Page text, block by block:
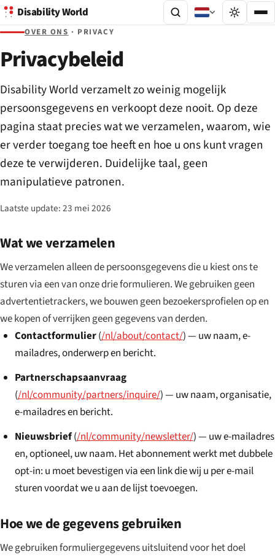
Disability World
OVER ONS · PRIVACY
Privacybeleid
Disability World verzamelt zo weinig mogelijk
persoonsgegevens en verkoopt deze nooit. Op deze
pagina staat precies wat we verzamelen, waarom, wie
er verder toegang toe heeft en hoe u ons kunt vragen
deze te verwijderen. Duidelijke taal, geen
manipulatieve patronen.
Laatste update:23 mei 2026
Wat we verzamelen
We verzamelen alleen de persoonsgegevens die u kiest ons te
sturen via een van onze drie formulieren. We gebruiken geen
advertentietrackers, we bouwen geen bezoekersprofielen op en
we kopen of verrijken geen gegevens van derden.
Contactformulier(/nl/about/contact/) — uw naam, e-
mailadres, onderwerp en bericht.
Partnerschapsaanvraag
(/nl/community/partners/inquire/) — uw naam, organisatie,
e-mailadres en bericht.
Nieuwsbrief(/nl/community/newsletter/) — uw e-mailadres
en, optioneel, uw naam. Het abonnement werkt met dubbele
opt-in: u moet bevestigen via een link die wij u per e-mail
sturen voordat we u aan de lijst toevoegen.
Hoe we de gegevens gebruiken
We gebruiken formuliergegevens uitsluitend voor het doel